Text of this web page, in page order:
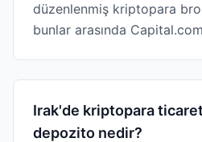
düzenlenmiş kriptopara
bunlar arasında
Irak'de kriptopara
depozito nedir?